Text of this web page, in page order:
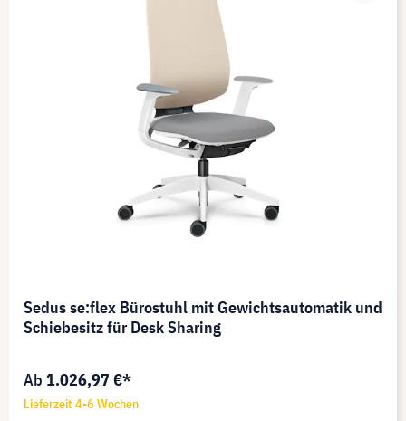
Sedus se:flex Bürostuhl mit Gewichtsautomatik und
Schiebesitz für Desk Sharing
Ab 1.026,97 €*
Lieferzeit 4-6 Wochen